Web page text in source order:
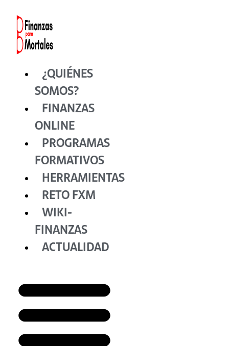
contenido
¿QUIÉNES
SOMOS?
FINANZAS
ONLINE
PROGRAMAS
FORMATIVOS
HERRAMIENTAS
RETO FXM
WIKI-
FINANZAS
ACTUALIDAD